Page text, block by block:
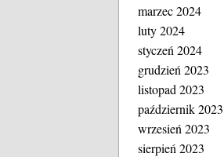
marzec 2024
luty 2024
styczeń 2024
grudzień 2023
listopad 2023
październik 2023
wrzesień 2023
sierpień 2023